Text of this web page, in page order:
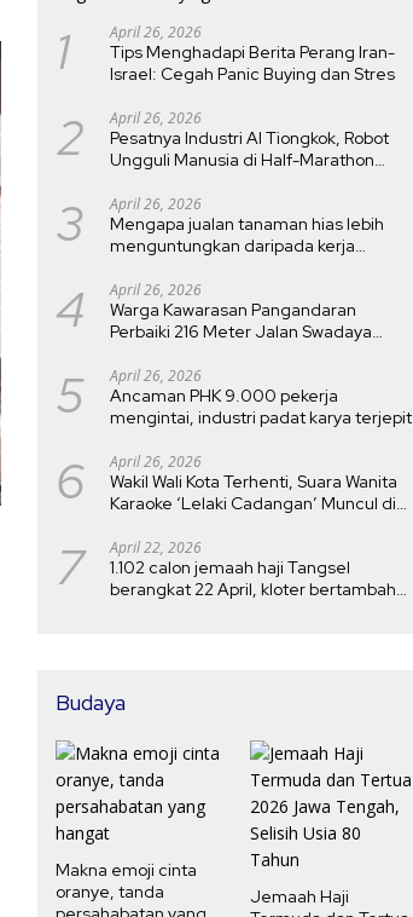
1 April 26, 2026
Tips Menghadapi Berita Perang Iran-
Israel: Cegah Panic Buying dan Stres
2 April 26, 2026
Pesatnya Industri AI Tiongkok, Robot
Ungguli Manusia di Half-Marathon
3 April 26, 2026
Mengapa jualan tanaman hias lebih
menguntungkan daripada kerja
4 April 26, 2026
Warga Kawarasan Pangandaran
Perbaiki 216 Meter Jalan Swadaya
5 April 26, 2026
Ancaman PHK 9.000 pekerja
mengintai, industri padat karya terjepit
6 April 26, 2026
Wakil Wali Kota Terhenti, Suara Wanita
Karaoke ‘Lelaki Cadangan’ Muncul di
7 April 22, 2026
1.102 calon jemaah haji Tangsel
berangkat 22 April, kloter bertambah
Budaya
Makna emoji cinta
oranye, tanda
Jemaah Haji